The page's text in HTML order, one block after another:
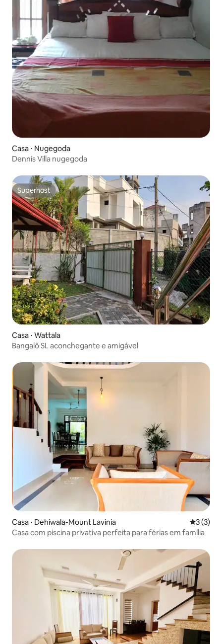
Casa ⋅ Nugegoda
Dennis Villa nugegoda
Superhost
Superhost
Casa ⋅ Wattala
Bangalô SL aconchegante e amigável
Casa ⋅ Dehiwala-Mount Lavinia 3 de
3 (3)
Casa com piscina privativa perfeita para férias em família